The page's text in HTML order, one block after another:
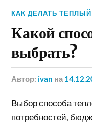
КАК ДЕЛАТЬ ТЕПЛЫЙ
Какой
выбрать?
Автор: ivan на
Выбор способа
потребностей,